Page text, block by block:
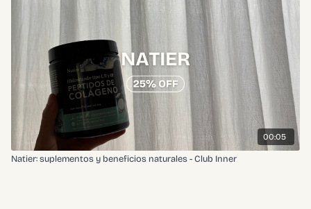
00:05
Natier: suplementos y beneficios naturales - Club Inner